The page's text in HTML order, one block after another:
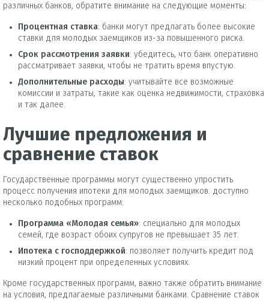
различных банков, обратите внимание на следующие моменты:
Процентная ставка: банки могут предлагать более высокие
ставки для молодых заемщиков из-за повышенного риска.
Срок рассмотрения заявки: убедитесь, что банк оперативно
рассматривает заявки, чтобы не тратить время впустую.
Дополнительные расходы: учитывайте все возможные
комиссии и затраты, такие как оценка недвижимости, страховка
и так далее.
Лучшие предложения и
сравнение ставок
Государственные программы могут существенно упростить
процесс получения ипотеки для молодых заемщиков. доступно
несколько подобных программ:
Программа «Молодая семья»: специально для молодых
семей, где возраст обоих супругов не превышает 35 лет.
Ипотека с господдержкой: позволяет получить кредит под
низкий процент при определенных условиях.
Кроме государственных программ, важно также обратить внимание
на условия, предлагаемые различными банками. Сравнение ставок